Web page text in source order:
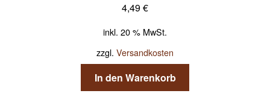
4,49€
inkl. 20 % MwSt.
zzgl. Versandkosten
In den Warenkorb